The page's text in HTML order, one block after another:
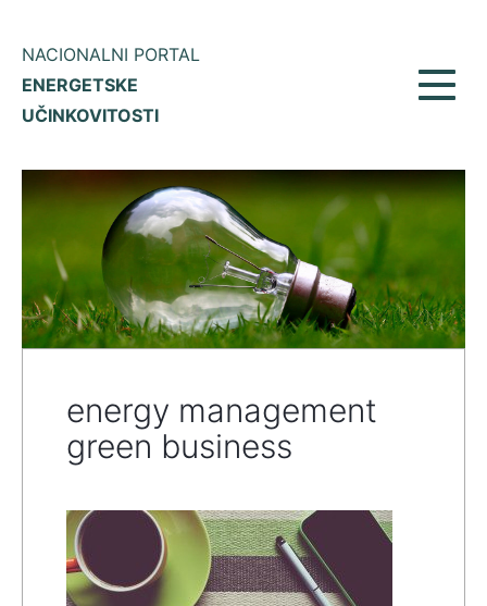
NACIONALNI PORTAL
ENERGETSKE
UČINKOVITOSTI
energy management
green business